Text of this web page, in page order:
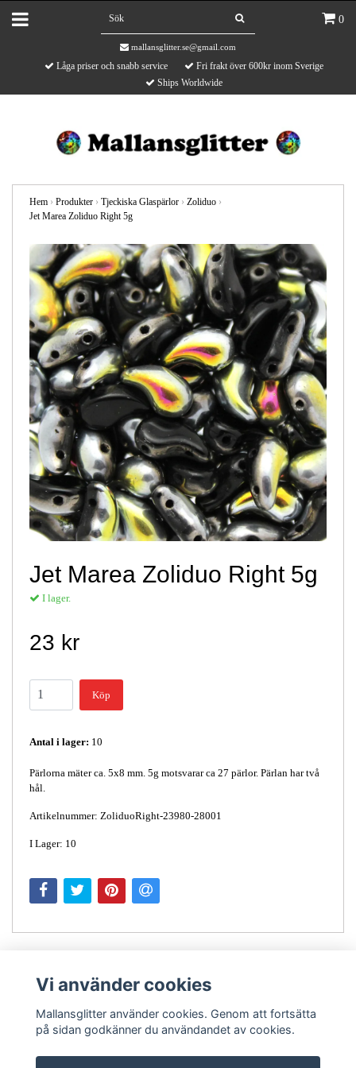
0
mallansglitter.se@gmail.com
Låga priser och snabb service
Fri frakt över 600kr inom Sverige
Ships Worldwide
Hem › Produkter › Tjeckiska Glaspärlor › Zoliduo ›
Jet Marea Zoliduo Right 5g
Jet Marea Zoliduo Right 5g
I lager.
23 kr
Köp
Antal i lager: 10
Pärlorna mäter ca. 5x8 mm. 5g motsvarar ca 27 pärlor. Pärlan har två
hål.
Artikelnummer: ZoliduoRight-23980-28001
I Lager: 10
Vi använder cookies
Mallansglitter använder cookies. Genom att fortsätta
på sidan godkänner du användandet av cookies.